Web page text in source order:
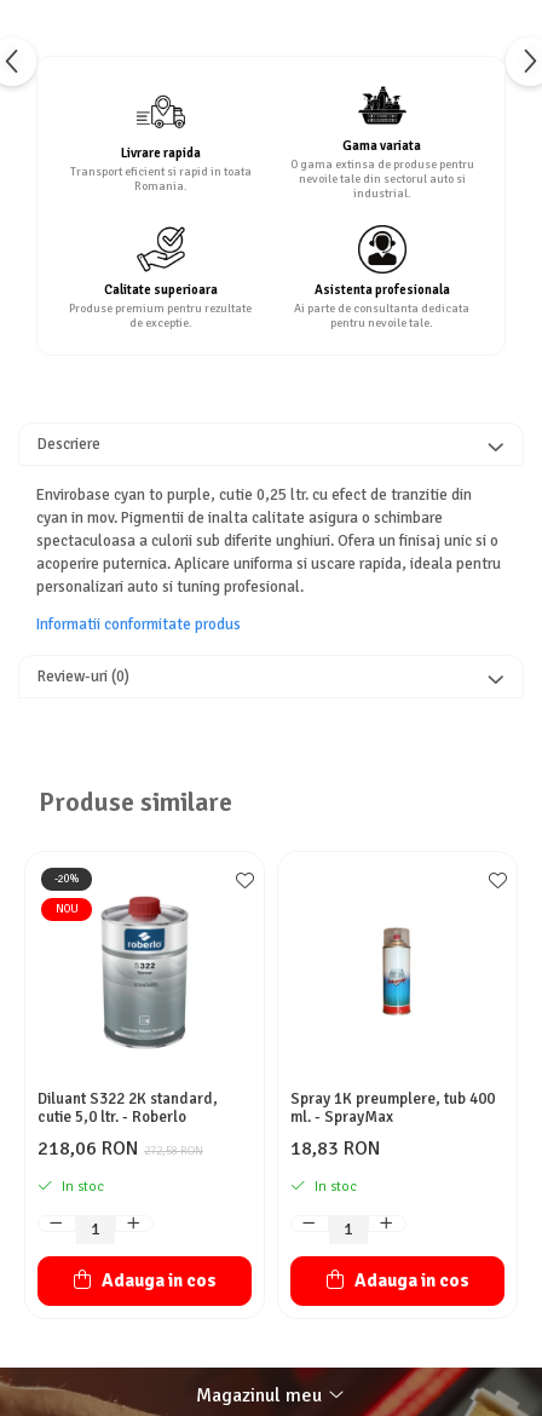
Livrare rapida
Transport eficient si rapid in toata
Romania.
Gama variata
O gama extinsa de produse pentru
nevoile tale din sectorul auto si
industrial.
Calitate superioara
Produse premium pentru rezultate
de exceptie.
Asistenta profesionala
Ai parte de consultanta dedicata
pentru nevoile tale.
Descriere
Envirobase cyan to purple, cutie 0,25 ltr. cu efect de tranzitie din
cyan in mov. Pigmentii de inalta calitate asigura o schimbare
spectaculoasa a culorii sub diferite unghiuri. Ofera un finisaj unic si o
acoperire puternica. Aplicare uniforma si uscare rapida, ideala pentru
personalizari auto si tuning profesional.
Informatii conformitate produs
Review-uri(0)
Produse similare
-20%
NOU
Diluant S322 2K standard,
cutie 5,0 ltr. - Roberlo
272,58 RON
218,06 RON
In stoc
Adauga in cos
Spray 1K preumplere, tub 400
ml. - SprayMax
18,83 RON
In stoc
Adauga in cos
Magazinul meu